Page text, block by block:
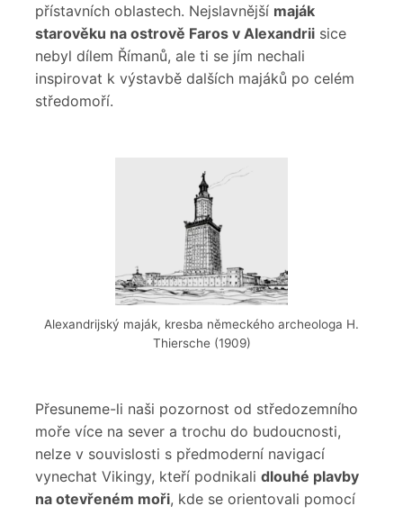
přístavních oblastech. Nejslavnější maják
starověku na ostrově Faros v Alexandrii sice
nebyl dílem Římanů, ale ti se jím nechali
inspirovat k výstavbě dalších majáků po celém
středomoří.
Alexandrijský maják, kresba německého archeologa H.
Thiersche (1909)
Přesuneme-li naši pozornost od středozemního
moře více na sever a trochu do budoucnosti,
nelze v souvislosti s předmoderní navigací
vynechat Vikingy, kteří podnikali dlouhé plavby
na otevřeném moři, kde se orientovali pomocí